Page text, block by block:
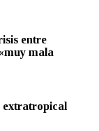
entre
mala
extratropical